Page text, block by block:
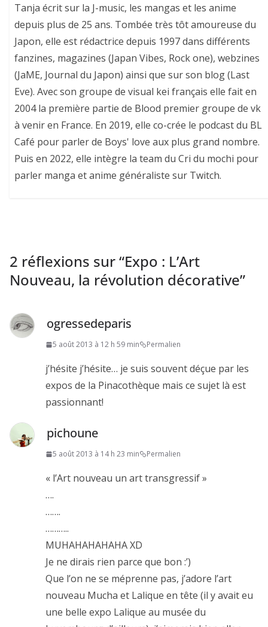
Tanja écrit sur la J-music, les mangas et les anime
depuis plus de 25 ans. Tombée très tôt amoureuse du
Japon, elle est rédactrice depuis 1997 dans différents
fanzines, magazines (Japan Vibes, Rock one), webzines
(JaME, Journal du Japon) ainsi que sur son blog (Last
Eve). Avec son groupe de visual kei français elle fait en
2004 la première partie de Blood premier groupe de vk
à venir en France. En 2019, elle co-crée le podcast du BL
Café pour parler de Boys' love aux plus grand nombre.
Puis en 2022, elle intègre la team du Cri du mochi pour
parler manga et anime généraliste sur Twitch.
2 réflexions sur “Expo : L’Art
Nouveau, la révolution décorative”
ogressedeparis
5 août 2013 à 12 h 59 min Permalien
j’hésite j’hésite… je suis souvent déçue par les
expos de la Pinacothèque mais ce sujet là est
passionnant!
pichoune
5 août 2013 à 14 h 23 min Permalien
« l’Art nouveau un art transgressif »
….
…….
………..
MUHAHAHAHAHA XD
Je ne dirais rien parce que bon :’)
Que l’on ne se méprenne pas, j’adore l’art
nouveau Mucha et Lalique en tête (il y avait eu
une belle expo Lalique au musée du